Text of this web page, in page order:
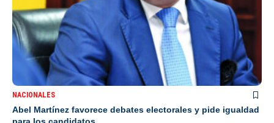
NACIONALES
Abel Martínez favorece debates electorales y pide igualdad